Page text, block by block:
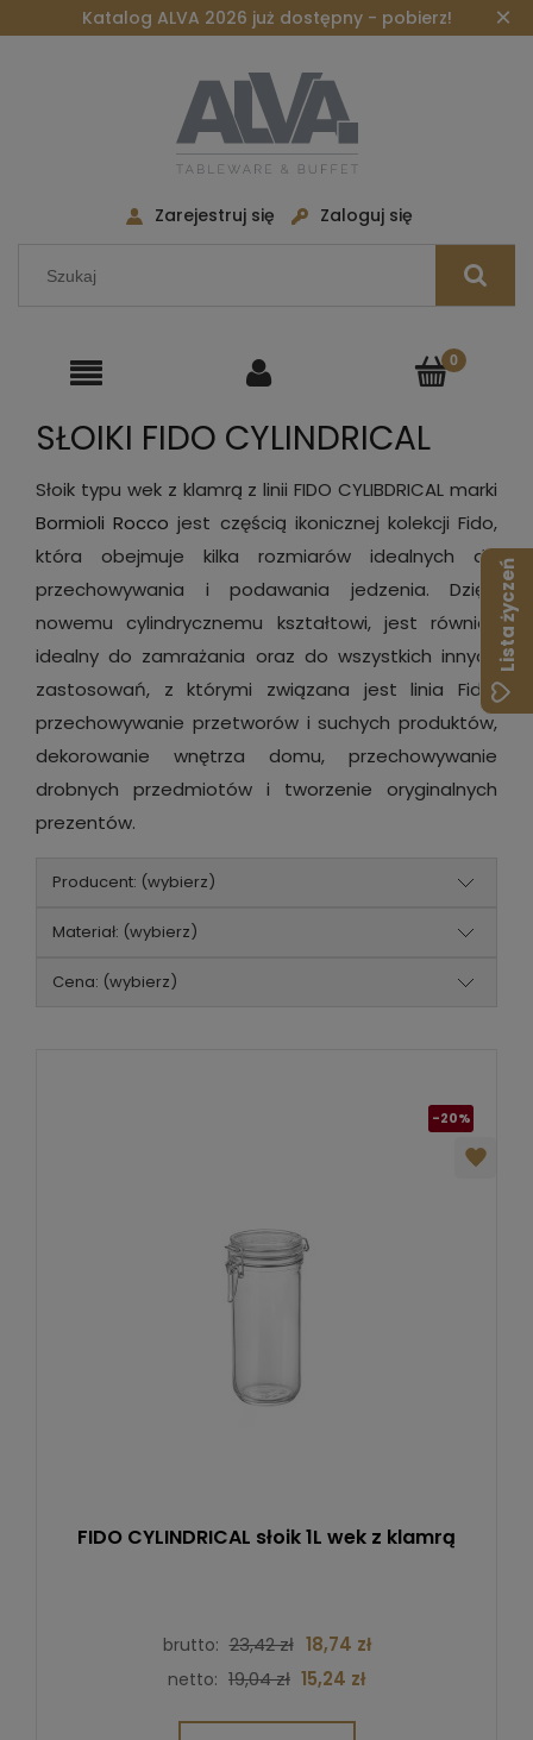
Katalog ALVA 2026 już dostępny - pobierz! ×
Zarejestruj się Zaloguj się
SŁOIKI FIDO CYLINDRICAL
Słoik typu wek z klamrą z linii FIDO CYLIBDRICAL marki
Bormioli Rocco jest częścią ikonicznej kolekcji Fido,
która obejmuje kilka rozmiarów idealnych do
przechowywania i podawania jedzenia. Dzięki
nowemu cylindrycznemu kształtowi, jest również
idealny do zamrażania oraz do wszystkich innych
zastosowań, z którymi związana jest linia Fido:
przechowywanie przetworów i suchych produktów,
dekorowanie wnętrza domu, przechowywanie
drobnych przedmiotów i tworzenie oryginalnych
prezentów.
Producent: (wybierz)
Materiał: (wybierz)
Cena: (wybierz)
-20%
FIDO CYLINDRICAL słoik 1L wek z klamrą
brutto: 23,42 zł 18,74 zł
netto: 19,04 zł 15,24 zł
Lista życzeń